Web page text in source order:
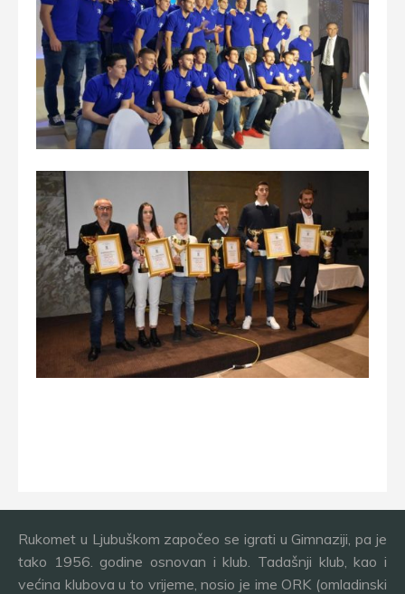
Rukomet u Ljubuškom započeo se igrati u Gimnaziji, pa je
tako 1956. godine osnovan i klub. Tadašnji klub, kao i
većina klubova u to vrijeme, nosio je ime ORK (omladinski